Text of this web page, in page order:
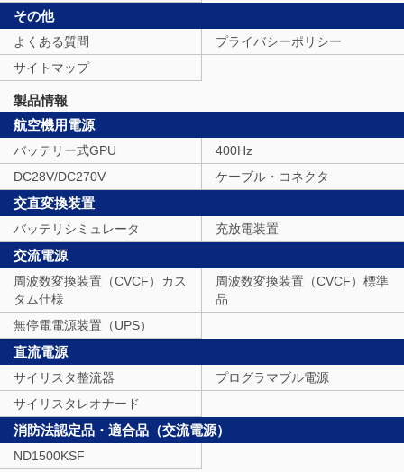
その他
よくある質問
プライバシーポリシー
サイトマップ
製品情報
航空機用電源
バッテリー式GPU
400Hz
DC28V/DC270V
ケーブル・コネクタ
交直変換装置
バッテリシミュレータ 充放電装置
交流電源
周波数変換装置（CVCF）カス
タム仕様
周波数変換装置（CVCF）標準
品
無停電電源装置（UPS）
直流電源
サイリスタ整流器
プログラマブル電源
サイリスタレオナード
消防法認定品・適合品（交流電源）
ND1500KSF